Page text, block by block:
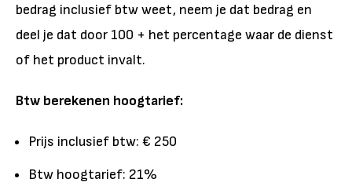
bedrag inclusief btw weet, neem je dat bedrag en
deel je dat door 100 + het percentage waar de dienst
of het product invalt.
Btw berekenen hoogtarief:
Prijs inclusief btw: € 250
Btw hoogtarief: 21%